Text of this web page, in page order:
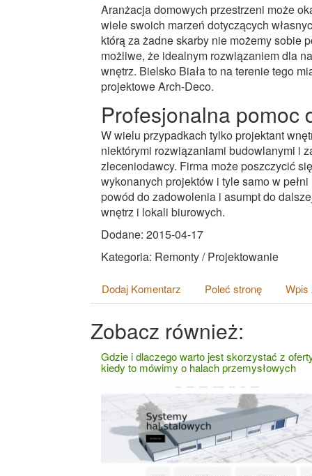
Aranżacja domowych przestrzeni może
wiele swoich marzeń dotyczących
którą za żadne skarby nie możemy sobie
możliwe, że idealnym rozwiązaniem dla
wnętrz. Bielsko Biała to na terenie tego
projektowe Arch-Deco.
Profesjonalna pomoc
W wielu przypadkach tylko projektant
niektórymi rozwiązaniami budowlanymi i
zleceniodawcy. Firma może poszczycić
wykonanych projektów i tyle samo w
powód do zadowolenia i asumpt do
wnętrz i lokali biurowych.
Dodane: 2015-04-17
Kategoria: Remonty / Projektowanie
Dodaj Komentarz Poleć stronę Wpis
Zobacz również:
Gdzie i dlaczego warto jest skorzystać z
kiedy to mówimy o halach przemysłowych